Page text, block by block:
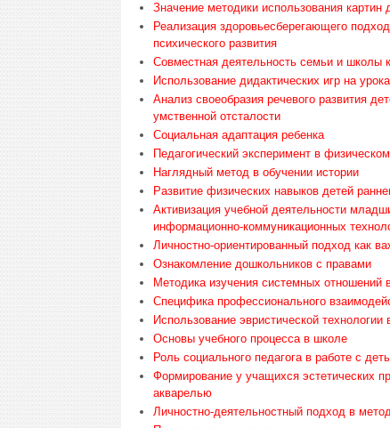
Значение методики использования
Реализация здоровьесберегающего
психического развития
Совместная деятельность семьи и школы
Использование дидактических игр на
Анализ своеобразия речевого развития
умственной отсталости
Социальная адаптация ребенка
Педагогический эксперимент в
Наглядный метод в обучении истории
Развитие физических навыков детей
Активизация учебной деятельности
информационно-коммуникационных
Личностно-ориентированный подход как
Ознакомление дошкольников с правами
Методика изучения системных отношений
Специфика профессионального
Использование эвристической
Основы учебного процесса в школе
Роль социального педагога в работе с
Формирование у учащихся эстетических
акварелью
Личностно-деятельностный подход в